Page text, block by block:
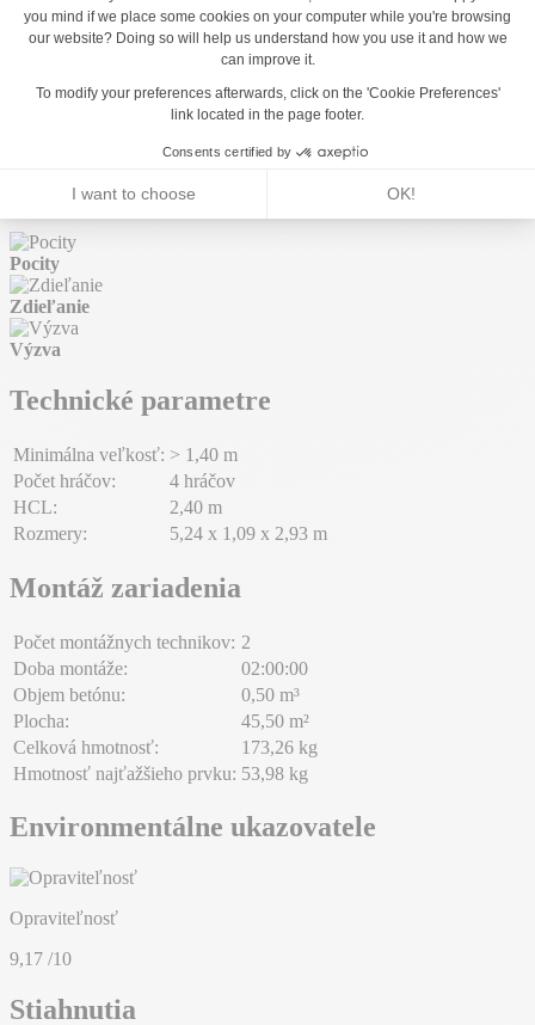
Viseniex1
3 športové aktivity
Pocity
Zdieľanie
Výzva
Technické parametre
Minimálna veľkosť: > 1,40 m
Počet hráčov:
4 hráčov
HCL:
2,40 m
Rozmery:
5,24 x 1,09 x 2,93 m
Montáž zariadenia
Počet montážnych technikov: 2
Doba montáže:
02:00:00
Objem betónu:
0,50 m³
Plocha:
45,50 m²
Celková hmotnosť:
173,26 kg
Hmotnosť najťažšieho prvku: 53,98 kg
Environmentálne ukazovatele
Opraviteľnosť
9,17 /10
Stiahnutia